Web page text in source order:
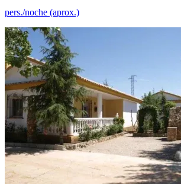
pers./noche (aprox.)